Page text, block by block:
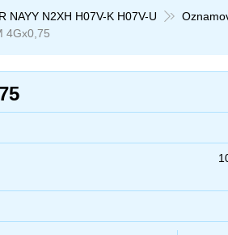
NAYY N2XH H07V-K H07V-U
4Gx0,75